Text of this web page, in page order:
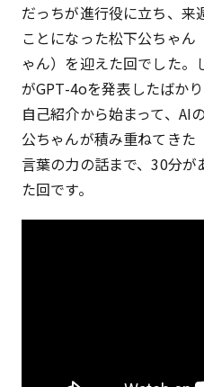
だっちが進行役に立ち、来
ことになった松下公ちゃん
ゃん）を迎えた回でした。
がGPT-4oを発表したばか
自己紹介から始まって、AI
公ちゃんが積み重ねてきた
言葉の力の話まで、30分が
た回です。